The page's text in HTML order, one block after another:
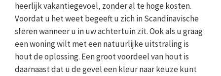
heerlijk vakantiegevoel, zonder al te hoge kosten.
Voordat u het weet begeeft u zich in Scandinavische
sferen wanneer u in uw achtertuin zit. Ook als u graag
een woning wilt met een natuurlijke uitstraling is
hout de oplossing. Een groot voordeel van hout is
daarnaast dat u de gevel een kleur naar keuze kunt